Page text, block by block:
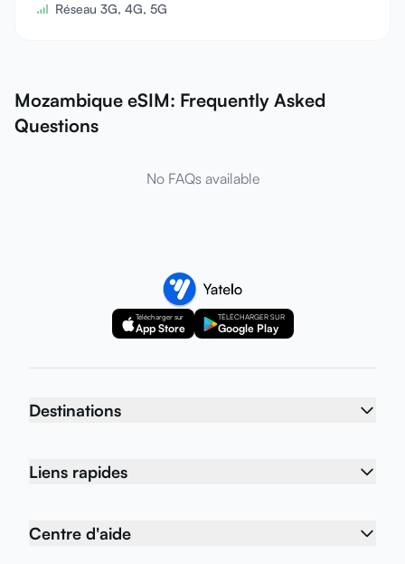
Réseau 3G, 4G, 5G
Mozambique eSIM: Frequently Asked
Questions
No FAQs available
Télécharger sur
App Store
TÉLÉCHARGER SUR
Google Play
Destinations
Liens rapides
Centre d'aide